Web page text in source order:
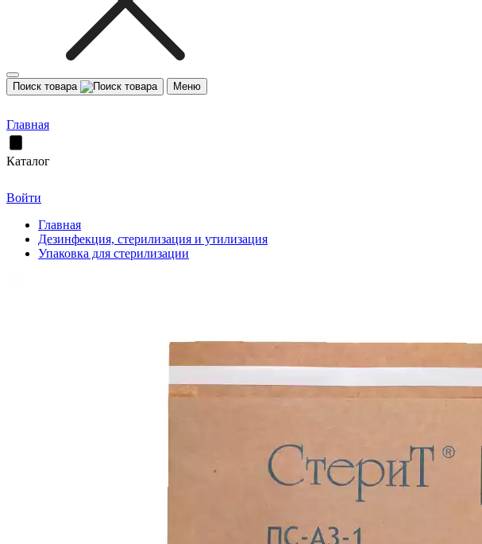
Поиск товара Меню
Главная
Каталог
Войти
Главная
Дезинфекция, стерилизация и утилизация
Упаковка для стерилизации